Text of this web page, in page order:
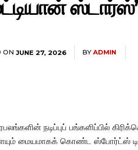
ON JUNE 27, 2026 BYADMIN
நடிப்புப் பங்களிப்பில்
மையமாகக் கொண்ட ஸ்போர்ட்ஸ்